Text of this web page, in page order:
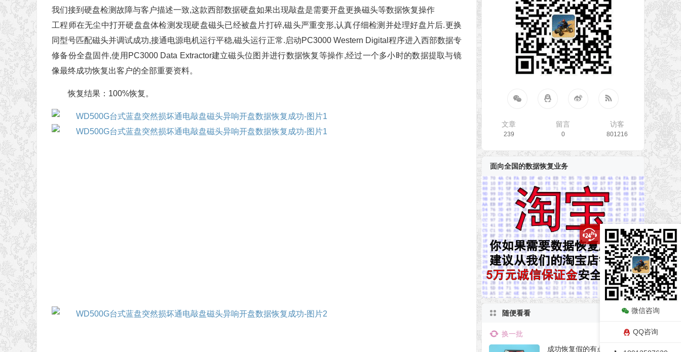
我们接到硬盘检测故障与客户描述一致,这款西部数据硬盘如果出现敲盘是需要开盘更换磁头等数据恢复操作
工程师在无尘中打开硬盘盘体检测发现硬盘磁头已经被盘片打碎,磁头严重变形,认真仔细检测并处理好盘片后.更换
同型号匹配磁头并调试成功,接通电源电机运行平稳,磁头运行正常.启动PC3000 Western Digital程序进入西部数据专
修备份全盘固件,使用PC3000 Data Extractor建立磁头位图并进行数据恢复等操作,经过一个多小时的数据提取与镜
像最终成功恢复出客户的全部重要资料。
恢复结果：100%恢复。
文章
239
留言
0
访客
801216
面向全国的数据恢复业务
随便看看
换一批
成功恢复假的有点过分的金
微信咨询
QQ咨询